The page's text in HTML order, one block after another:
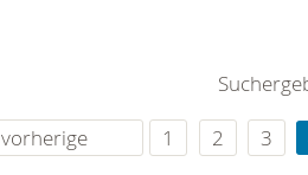
rund um die Uhr
vorherige
1 2 3